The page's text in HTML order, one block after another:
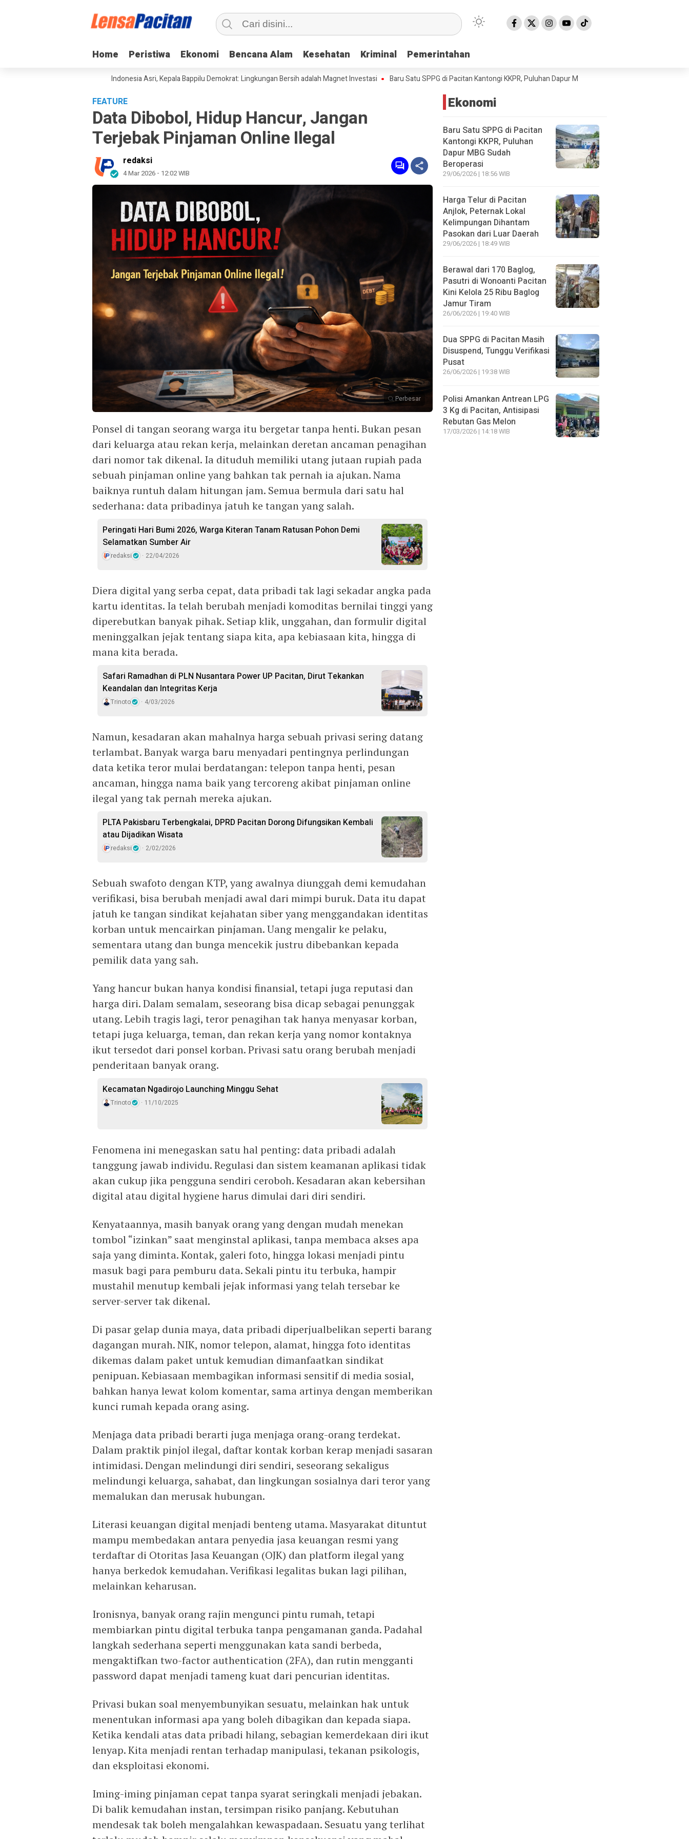
Home Peristiwa Ekonomi Bencana Alam Kesehatan Kriminal Pemerintahan
Home Peristiwa Ekonomi Bencana Alam Kesehatan Kriminal Pemerintahan
Gerakan Langit Biru Indonesia Asri, Kepala Bappilu Demokrat: Lingkungan Bersih adalah Magnet Investasi Baru Satu SPPG di Pacitan Kantongi KKPR, Puluhan Dapur MBG Sudah Beroperasi
FEATURE
Data Dibobol, Hidup Hancur, Jangan
Terjebak Pinjaman Online Ilegal
redaksi
4 Mar 2026 - 12:02 WIB
Perbesar
Ponsel di tangan seorang warga itu bergetar tanpa henti. Bukan pesan
dari keluarga atau rekan kerja, melainkan deretan ancaman penagihan
dari nomor tak dikenal. Ia dituduh memiliki utang jutaan rupiah pada
sebuah pinjaman online yang bahkan tak pernah ia ajukan. Nama
baiknya runtuh dalam hitungan jam. Semua bermula dari satu hal
sederhana: data pribadinya jatuh ke tangan yang salah.
Peringati Hari Bumi 2026, Warga Kiteran Tanam Ratusan Pohon Demi
Selamatkan Sumber Air
redaksi 22/04/2026
Diera digital yang serba cepat, data pribadi tak lagi sekadar angka pada
kartu identitas. Ia telah berubah menjadi komoditas bernilai tinggi yang
diperebutkan banyak pihak. Setiap klik, unggahan, dan formulir digital
meninggalkan jejak tentang siapa kita, apa kebiasaan kita, hingga di
mana kita berada.
Safari Ramadhan di PLN Nusantara Power UP Pacitan, Dirut Tekankan
Keandalan dan Integritas Kerja
Trinoto 4/03/2026
Namun, kesadaran akan mahalnya harga sebuah privasi sering datang
terlambat. Banyak warga baru menyadari pentingnya perlindungan
data ketika teror mulai berdatangan: telepon tanpa henti, pesan
ancaman, hingga nama baik yang tercoreng akibat pinjaman online
ilegal yang tak pernah mereka ajukan.
PLTA Pakisbaru Terbengkalai, DPRD Pacitan Dorong Difungsikan Kembali
atau Dijadikan Wisata
redaksi 2/02/2026
Sebuah swafoto dengan KTP, yang awalnya diunggah demi kemudahan
verifikasi, bisa berubah menjadi awal dari mimpi buruk. Data itu dapat
jatuh ke tangan sindikat kejahatan siber yang menggandakan identitas
korban untuk mencairkan pinjaman. Uang mengalir ke pelaku,
sementara utang dan bunga mencekik justru dibebankan kepada
pemilik data yang sah.
Yang hancur bukan hanya kondisi finansial, tetapi juga reputasi dan
harga diri. Dalam semalam, seseorang bisa dicap sebagai penunggak
utang. Lebih tragis lagi, teror penagihan tak hanya menyasar korban,
tetapi juga keluarga, teman, dan rekan kerja yang nomor kontaknya
ikut tersedot dari ponsel korban. Privasi satu orang berubah menjadi
penderitaan banyak orang.
Kecamatan Ngadirojo Launching Minggu Sehat
Trinoto 11/10/2025
Fenomena ini menegaskan satu hal penting: data pribadi adalah
tanggung jawab individu. Regulasi dan sistem keamanan aplikasi tidak
akan cukup jika pengguna sendiri ceroboh. Kesadaran akan kebersihan
digital atau digital hygiene harus dimulai dari diri sendiri.
Kenyataannya, masih banyak orang yang dengan mudah menekan
tombol “izinkan” saat menginstal aplikasi, tanpa membaca akses apa
saja yang diminta. Kontak, galeri foto, hingga lokasi menjadi pintu
masuk bagi para pemburu data. Sekali pintu itu terbuka, hampir
mustahil menutup kembali jejak informasi yang telah tersebar ke
server-server tak dikenal.
Di pasar gelap dunia maya, data pribadi diperjualbelikan seperti barang
dagangan murah. NIK, nomor telepon, alamat, hingga foto identitas
dikemas dalam paket untuk kemudian dimanfaatkan sindikat
penipuan. Kebiasaan membagikan informasi sensitif di media sosial,
bahkan hanya lewat kolom komentar, sama artinya dengan memberikan
kunci rumah kepada orang asing.
Menjaga data pribadi berarti juga menjaga orang-orang terdekat.
Dalam praktik pinjol ilegal, daftar kontak korban kerap menjadi sasaran
intimidasi. Dengan melindungi diri sendiri, seseorang sekaligus
melindungi keluarga, sahabat, dan lingkungan sosialnya dari teror yang
memalukan dan merusak hubungan.
Literasi keuangan digital menjadi benteng utama. Masyarakat dituntut
mampu membedakan antara penyedia jasa keuangan resmi yang
terdaftar di Otoritas Jasa Keuangan (OJK) dan platform ilegal yang
hanya berkedok kemudahan. Verifikasi legalitas bukan lagi pilihan,
melainkan keharusan.
Ironisnya, banyak orang rajin mengunci pintu rumah, tetapi
membiarkan pintu digital terbuka tanpa pengamanan ganda. Padahal
langkah sederhana seperti menggunakan kata sandi berbeda,
mengaktifkan two-factor authentication (2FA), dan rutin mengganti
password dapat menjadi tameng kuat dari pencurian identitas.
Privasi bukan soal menyembunyikan sesuatu, melainkan hak untuk
menentukan informasi apa yang boleh dibagikan dan kepada siapa.
Ketika kendali atas data pribadi hilang, sebagian kemerdekaan diri ikut
lenyap. Kita menjadi rentan terhadap manipulasi, tekanan psikologis,
dan eksploitasi ekonomi.
Iming-iming pinjaman cepat tanpa syarat seringkali menjadi jebakan.
Di balik kemudahan instan, tersimpan risiko panjang. Kebutuhan
mendesak tak boleh mengalahkan kewaspadaan. Sesuatu yang terlihat
Ekonomi
Baru Satu SPPG di Pacitan
Kantongi KKPR, Puluhan
Dapur MBG Sudah
Beroperasi
29/06/2026 | 18:56 WIB
Harga Telur di Pacitan
Anjlok, Peternak Lokal
Kelimpungan Dihantam
Pasokan dari Luar Daerah
29/06/2026 | 18:49 WIB
Berawal dari 170 Baglog,
Pasutri di Wonoanti Pacitan
Kini Kelola 25 Ribu Baglog
Jamur Tiram
26/06/2026 | 19:40 WIB
Dua SPPG di Pacitan Masih
Disuspend, Tunggu Verifikasi
Pusat
26/06/2026 | 19:38 WIB
Polisi Amankan Antrean LPG
3 Kg di Pacitan, Antisipasi
Rebutan Gas Melon
17/03/2026 | 14:18 WIB